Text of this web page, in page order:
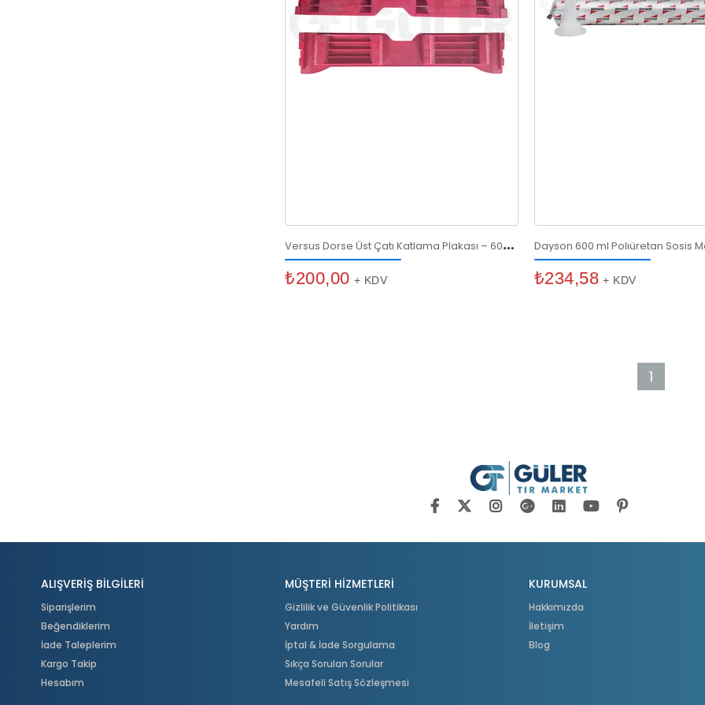
V
ersus Dorse Üst Çatı Katlama Plakası – 600 mm Kırmızı Plastik
₺200,00 + KDV
₺234,58 + KDV
1
ALIŞVERİŞ BİLGİLERİ
Siparişlerim
Beğendiklerim
İade Taleplerim
Kargo Takip
Hesabım
MÜŞTERİ HİZMETLERİ
Gizlilik ve Güvenlik Politikası
Yardım
İptal & İade Sorgulama
Sıkça Sorulan Sorular
Mesafeli Satış Sözleşmesi
KURUMSAL
Hakkımızda
İletişim
Blog